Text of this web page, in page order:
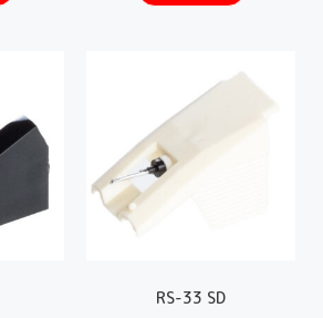
RS-33 SD